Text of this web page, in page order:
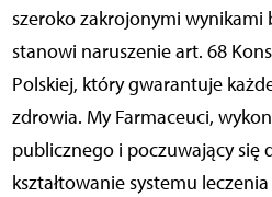
szeroko zakrojonymi wynikami
stanowi naruszenie art. 68
Polskiej, który gwarantuje
zdrowia. My Farmaceuci,
publicznego i poczuwający się
kształtowanie systemu